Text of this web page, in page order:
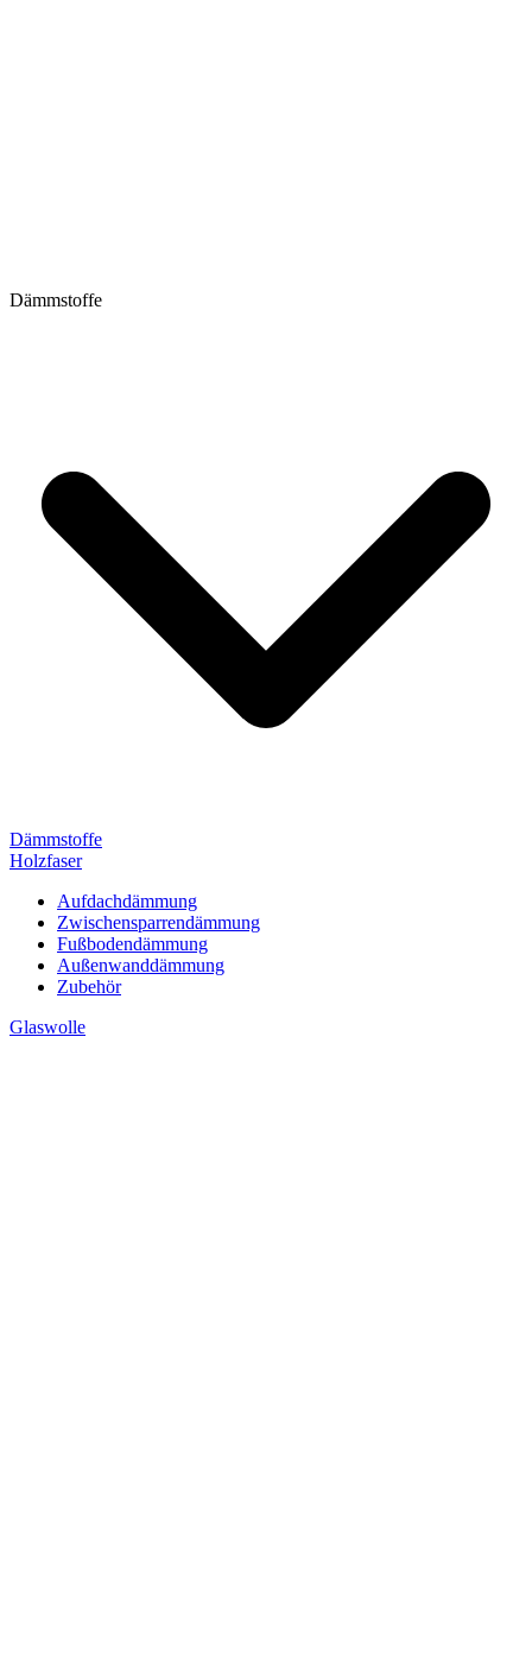
Dämmstoffe
Dämmstoffe
Holzfaser
Aufdachdämmung
Zwischensparrendämmung
Fußbodendämmung
Außenwanddämmung
Zubehör
Glaswolle